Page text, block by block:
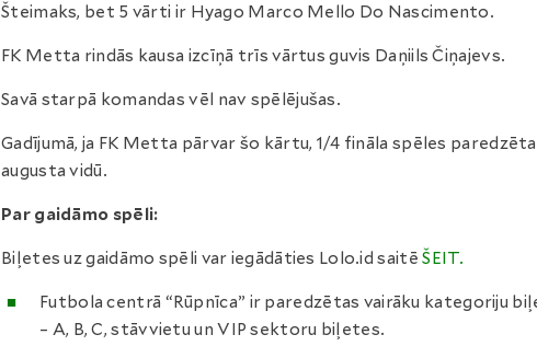
Šteimaks, bet 5 vārti ir Hyago Marco Mello Do Nascimento.
FK Metta rindās kausa izcīņā trīs vārtus guvis Daņiils Čiņajevs.
Savā starpā komandas vēl nav spēlējušas.
Gadījumā, ja FK Metta pārvar šo kārtu, 1/4 fināla spēles
augusta vidū.
Par gaidāmo spēli:
Biļetes uz gaidāmo spēli var iegādāties Lolo.id saitēŠEIT.
Futbola centrā “Rūpnīca” ir paredzētas vairāku kategoriju
– A, B, C, stāvvietu un VIP sektoru biļetes.